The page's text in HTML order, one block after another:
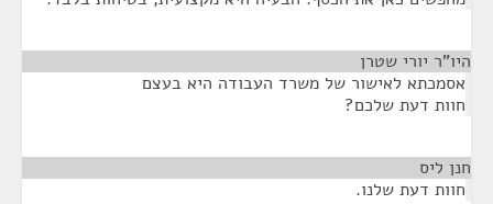
היו"ר יורי שטרן
אסמכתא לאישור של משרד העבודה היא בעצם
חוות דעת שלכם?
חנן ליס
חוות דעת שלנו.